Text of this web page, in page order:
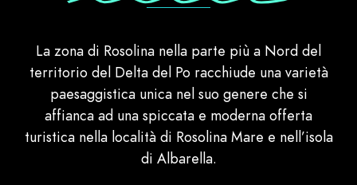
La zona di Rosolina nella parte più a Nord del
territorio del Delta del Po racchiude una varietà
paesaggistica unica nel suo genere che si
affianca ad una spiccata e moderna offerta
turistica nella località di Rosolina Mare e nell’isola
di Albarella.